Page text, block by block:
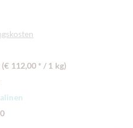
(€ 112,00 * / 1 kg)